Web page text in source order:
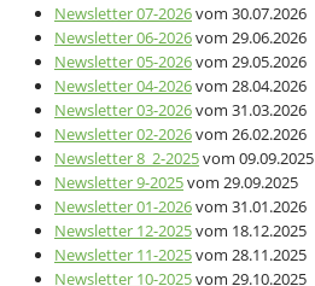
Newsletter 07-2026vom 30.07.2026
Newsletter 06-2026vom 29.06.2026
Newsletter 05-2026vom 29.05.2026
Newsletter 04-2026vom 28.04.2026
Newsletter 03-2026vom 31.03.2026
Newsletter 02-2026vom 26.02.2026
Newsletter 8_2-2025vom 09.09.2025
Newsletter 9-2025vom 29.09.2025
Newsletter 01-2026vom 31.01.2026
Newsletter 12-2025vom 18.12.2025
Newsletter 11-2025vom 28.11.2025
Newsletter 10-2025vom 29.10.2025